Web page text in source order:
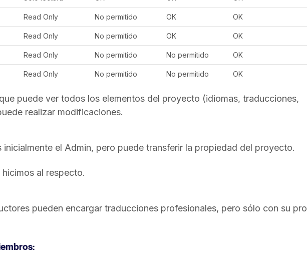
Read Only No permitido OK OK
Read Only No permitido OK OK
Read Only No permitido No permitido OK
Read Only No permitido No permitido OK
puede ver todos los elementos del proyecto (idiomas, traducciones,
realizar modificaciones.
el Admin, pero puede transferir la propiedad del proyecto.
hicimos al respecto.
pueden encargar traducciones profesionales, pero sólo con su